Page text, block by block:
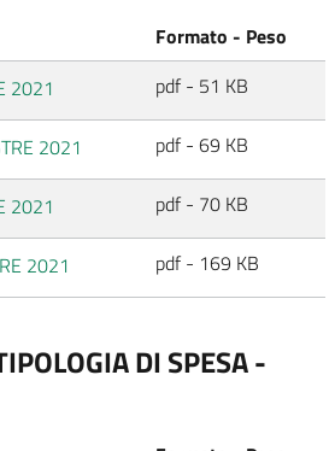
Formato - Peso
2021
pdf - 51 KB
2021 pdf - 69 KB
2021 pdf - 70 KB
2021 pdf - 169 KB
DI SPESA -